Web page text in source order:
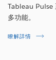
Tableau Pulse
多功能。
瞭解詳情